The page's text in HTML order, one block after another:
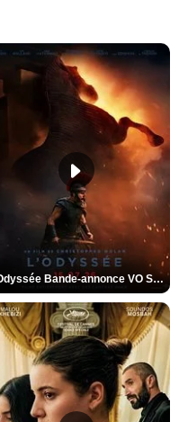
L'Odyssée Bande-annonce VO STFR